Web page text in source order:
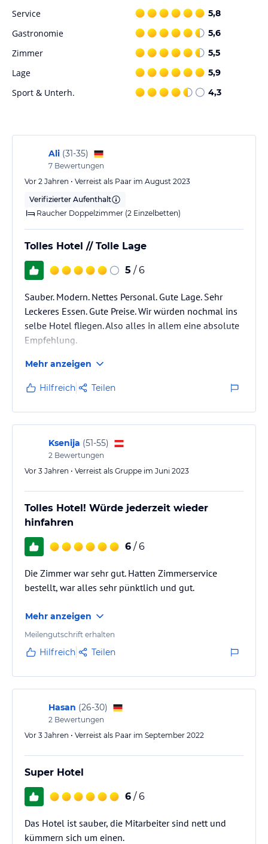
ohne Gewähr und ohne Prüfung durch HolidayCheck. Bitte
lies vor der Buchung die verbindlichen Angebotsdetails
Service 5,8
Gastronomie 5,6
Zimmer 5,5
Lage 5,9
Sport & Unterh. 4,3
Ali (31-35)
7 Bewertungen
Vor 2 Jahren • Verreist als Paar im August 2023
Verifizierter Aufenthalt
Raucher Doppelzimmer (2 Einzelbetten)
Tolles Hotel // Tolle Lage
5 / 6
Sauber. Modern. Nettes Personal. Gute Lage. Sehr
Leckeres Essen. Gute Preise. Wir würden nochmal ins
selbe Hotel fliegen. Also alles in allem eine absolute
Empfehlung.
Mehr anzeigen
Hilfreich Teilen
Ksenija (51-55)
2 Bewertungen
Vor 3 Jahren • Verreist als Gruppe im Juni 2023
Tolles Hotel! Würde jederzeit wieder
hinfahren
6 / 6
Die Zimmer war sehr gut. Hatten Zimmerservice
bestellt, war alles sehr pünktlich und gut.
Mehr anzeigen
Meilengutschrift erhalten
Hilfreich Teilen
Hasan (26-30)
2 Bewertungen
Vor 3 Jahren • Verreist als Paar im September 2022
Super Hotel
6 / 6
Das Hotel ist sauber, die Mitarbeiter sind nett und
kümmern sich um einen.